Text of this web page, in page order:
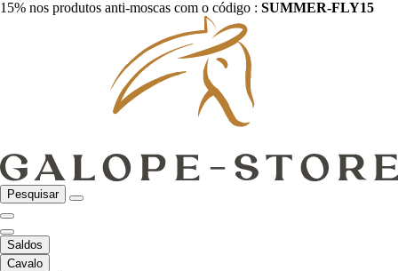
15% nos produtos anti-moscas com o código : SUMMER-FLY15
Pesquisar
Saldos
Cavalo